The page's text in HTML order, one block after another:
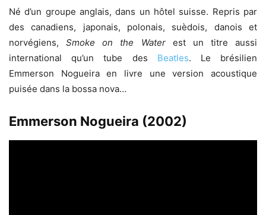
Né d’un groupe anglais, dans un hôtel suisse. Repris par
des canadiens, japonais, polonais, suèdois, danois et
norvégiens,Smoke on the Waterest un titre aussi
international qu’un tube des Beatles. Le brésilien
Emmerson Nogueira en livre une version acoustique
puisée dans la bossa nova…
Emmerson Nogueira (2002)